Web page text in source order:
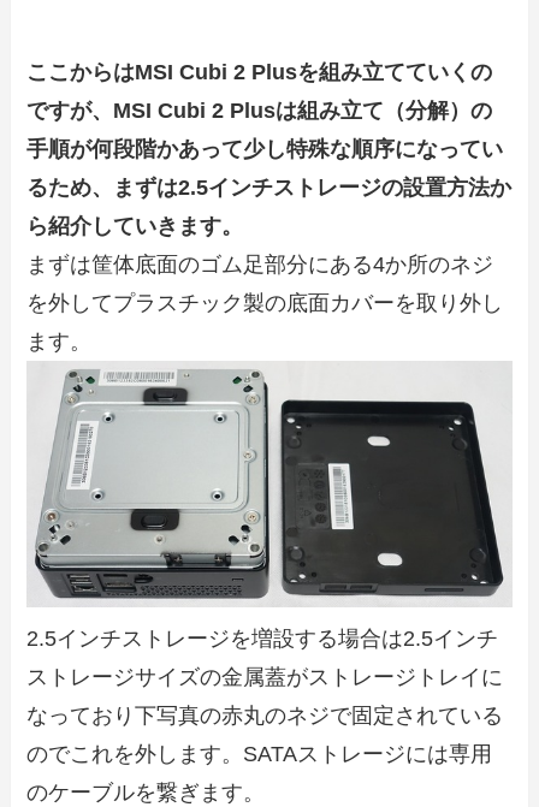
ここからはMSI Cubi 2 Plusを組み立てていくの
ですが、MSI Cubi 2 Plusは組み立て（分解）の
手順が何段階かあって少し特殊な順序になってい
るため、まずは2.5インチストレージの設置方法か
ら紹介していきます。
まずは筐体底面のゴム足部分にある4か所のネジ
を外してプラスチック製の底面カバーを取り外し
ます。
2.5インチストレージを増設する場合は2.5インチ
ストレージサイズの金属蓋がストレージトレイに
なっており下写真の赤丸のネジで固定されている
のでこれを外します。SATAストレージには専用
のケーブルを繋ぎます。